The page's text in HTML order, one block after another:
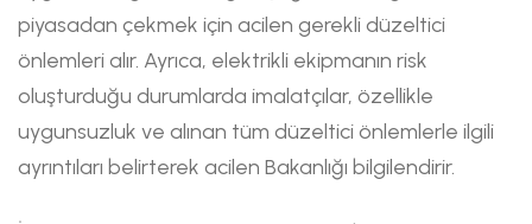
piyasadan çekmek için acilen gerekli düzeltici
önlemleri alır. Ayrıca, elektrikli ekipmanın risk
oluşturduğu durumlarda imalatçılar, özellikle
uygunsuzluk ve alınan tüm düzeltici önlemlerle ilgili
ayrıntıları belirterek acilen Bakanlığı bilgilendirir.